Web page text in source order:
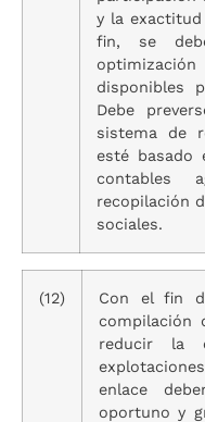
y la
fin, se
disponibles
Debe
sistema de
esté basado
contables
recopilación
sociales.
(12)
Con el fin
compilación
reducir la
enlace
oportuno y